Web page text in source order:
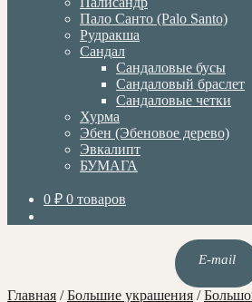
Пало Санто (Palo Santo)
Рудракша
Сандал
Сандаловые бусы
Сандаловый браслет
Сандаловые четки
Хурма
Эбен (Эбеновое дерево)
Эвкалипт
БУМАГА
0 ₽ 0 товаров
E-mail
Главная /Большие украшения /